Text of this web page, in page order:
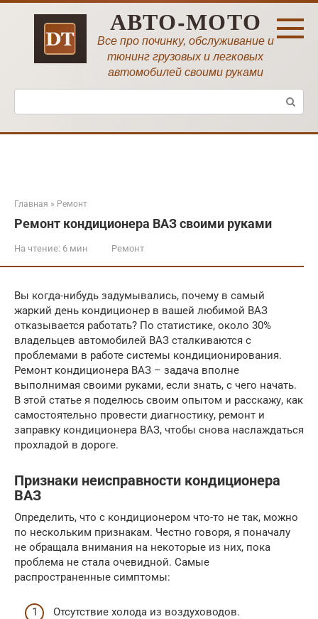
Перейти
АВТО-МОТО
Все про починку, обслуживание и
тюнинг грузовых и легковых
автомобилей своими руками
Поиск:
Главная » Ремонт
Ремонт кондиционера ВАЗ своими руками
На чтение: 6 мин Ремонт
Вы когда-нибудь задумывались, почему в самый
жаркий день кондиционер в вашей любимой ВАЗ
отказывается работать? По статистике, около 30%
владельцев автомобилей ВАЗ сталкиваются с
проблемами в работе системы кондиционирования.
Ремонт кондиционера ВАЗ – задача вполне
выполнимая своими руками, если знать, с чего начать.
В этой статье я поделюсь своим опытом и расскажу, как
самостоятельно провести диагностику, ремонт и
заправку кондиционера ВАЗ, чтобы снова наслаждаться
прохладой в дороге.
Признаки неисправности кондиционера
ВАЗ
Определить, что с кондиционером что-то не так, можно
по нескольким признакам. Честно говоря, я поначалу
не обращала внимания на некоторые из них, пока
проблема не стала очевидной. Самые
распространенные симптомы:
Отсутствие холода из воздуховодов.